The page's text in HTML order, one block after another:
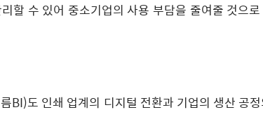
수 있어 중소기업의 사용 부담을 줄여줄 것으
BI)도 인쇄 업계의 디지털 전환과 기업의 생산 공